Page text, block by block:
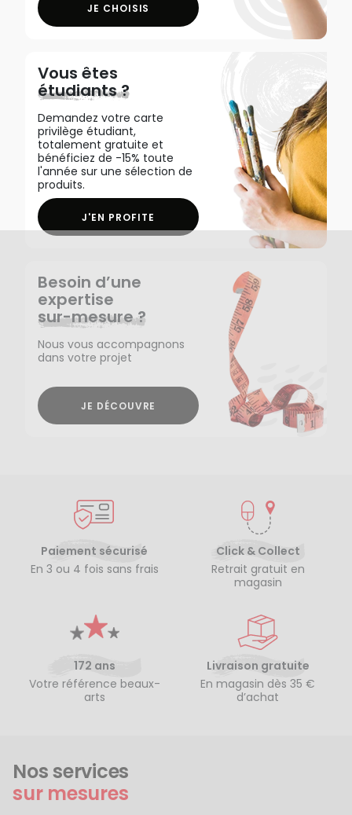
JE CHOISIS
Vous êtes
étudiants ?
Demandez votre carte
privilège étudiant,
totalement gratuite et
bénéficiez de -15% toute
l'année sur une sélection de
produits.
J'EN PROFITE
Besoin d’une
expertise
sur-mesure ?
Nous vous accompagnons
dans votre projet
JE DÉCOUVRE
Paiement sécurisé
En 3 ou 4 fois sans frais
Click & Collect
Retrait gratuit en
magasin
172 ans
Votre référence beaux-
arts
Livraison gratuite
En magasin dès 35 €
d’achat
Nos services
sur mesures